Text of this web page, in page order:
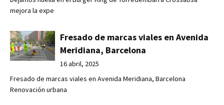
mejora la expe
Fresado de marcas viales en Avenida
Meridiana, Barcelona
16 abril, 2025
Fresado de marcas viales en Avenida Meridiana, Barcelona
Renovación urbana